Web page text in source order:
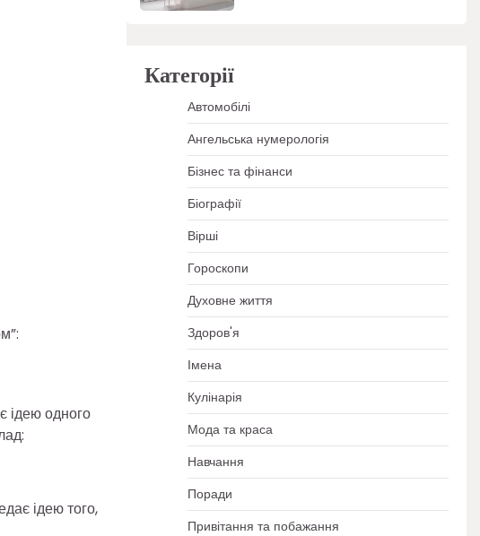
ідею одного
ідею того,
Категорії
Автомобілі
Ангельська нумерологія
Бізнес та фінанси
Біографії
Вірші
Гороскопи
Духовне життя
Здоров'я
Імена
Кулінарія
Мода та краса
Навчання
Поради
Привітання та побажання